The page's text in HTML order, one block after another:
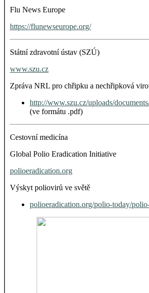
Flu News Europe
https://flunewseurope.org/
Státní zdravotní ústav (SZÚ)
www.szu.cz
Zpráva NRL pro chřipku a nechřipková
http://www.szu.cz/uploads/
(ve formátu .pdf)
Cestovní medicína
Global Polio Eradication Initiative
polioeradication.org
Výskyt poliovirů ve světě
polioeradication.org/polio-today/